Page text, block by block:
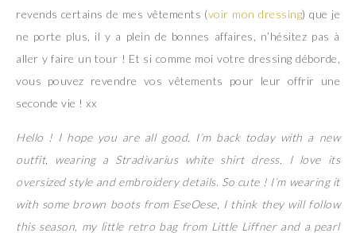
revends certains de mes vêtements (voir mon dressing) que je
ne porte plus, il y a plein de bonnes affaires, n’hésitez pas à
aller y faire un tour ! Et si comme moi votre dressing déborde,
vous pouvez revendre vos vêtements pour leur offrir une
seconde vie ! xx
Hello ! I hope you are all good. I’m back today with a new
outfit, wearing a Stradivarius white shirt dress. I love its
oversized style and embroidery details. So cute ! I’m wearing it
with some brown boots from EseOese, I think they will follow
this season, my little retro bag from Little Liffner and a pearl